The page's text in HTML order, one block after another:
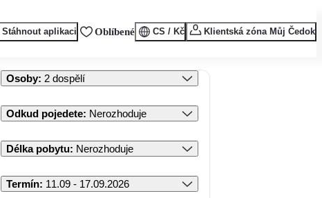
Stáhnout aplikaci Oblíbené CS / Kč Klientská zóna Můj Čedok
Osoby: 2 dospělí
Odkud pojedete: Nerozhoduje
Délka pobytu: Nerozhoduje
Termín: 11.09 - 17.09.2026